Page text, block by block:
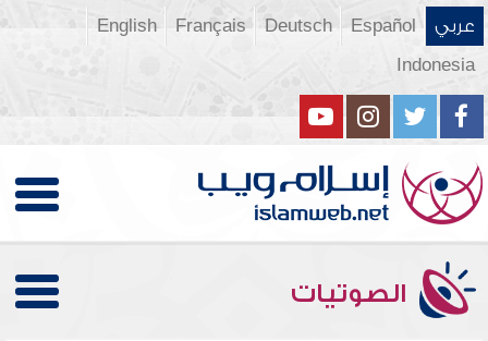
عربي Español
Deutsch
Français
English
Indonesia
الصوتيات